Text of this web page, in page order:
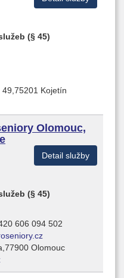
(§ 45)
Kojetín
Olomouc,
Detail služby
(§ 45)
606 094 502
Olomouc